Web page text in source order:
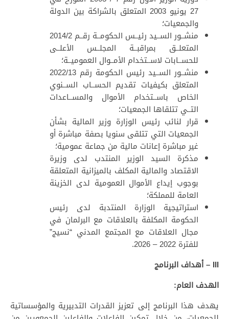
27 يونيو 2003 المتعلق بالشراكة بين الدولة
والجمعيات؛
منشــور الســيد رئيــس الحكومــة رقــم 2014/2
المتعلــق بمراقبــة المجلــس الأعلــى
للحســابات لاســتخدام الأمــوال العموميــة؛
منشــور الســيد رئيس الحكومة رقم 2022/13
المتعلق بكيفيات تقديم الحســاب الســنوي
الخاص باســتخدام الأموال والمســاعدات
التــي تتلقاھا الجمعيات؛
قرار لنائب رئيس الوزارة وزير المالية بشأن
الجمعيات التي تتلقى سنويا بصفة مباشرة أو
غير مباشرة إعانات مالية من جماعة عمومية؛
مذكرة السيد الوزير المنتدب لدى وزيرة
الاقتصاد والمالية المكلف بالميزانية المتعلقة
بوجوب إيداع الأموال العمومية لدى الخزينة
العامة للمملكة؛
استراتيجية الوزارة المنتدبة لدى رئيس
الحكومة المكلفة بالعلاقات مع البرلمان في
مجال العلاقات مع المجتمع المدني “نسيج”
للفترة 2022 – 2026.
III – أهداف البرنامج
الهدف العام:
يهدف هذا البرنامج إلى تعزيز القدرات التدبيرية والمؤسساتية